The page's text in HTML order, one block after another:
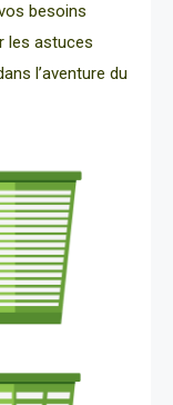
besoins
les astuces
l’aventure du